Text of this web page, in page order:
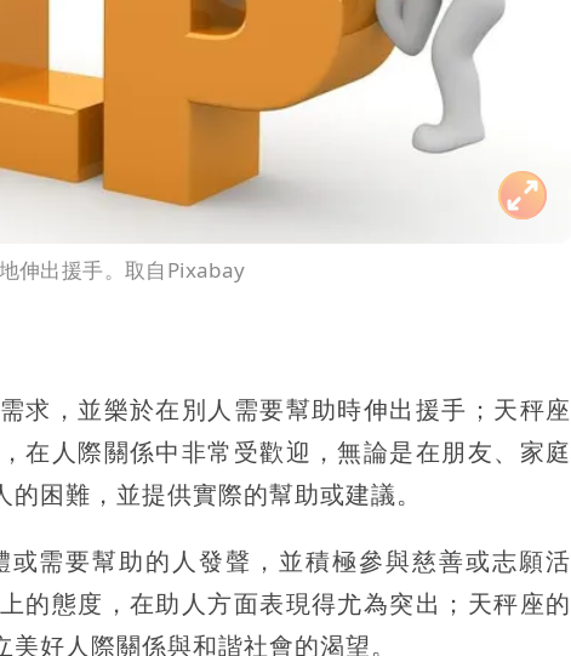
伸出援手。取自Pixabay
求，並樂於在別人需要幫助時伸出援手；天秤座
在人際關係中非常受歡迎，無論是在朋友、家庭
困難，並提供實際的幫助或建議。
需要幫助的人發聲，並積極參與慈善或志願活
的態度，在助人方面表現得尤為突出；天秤座的
好人際關係與和諧社會的渴望。